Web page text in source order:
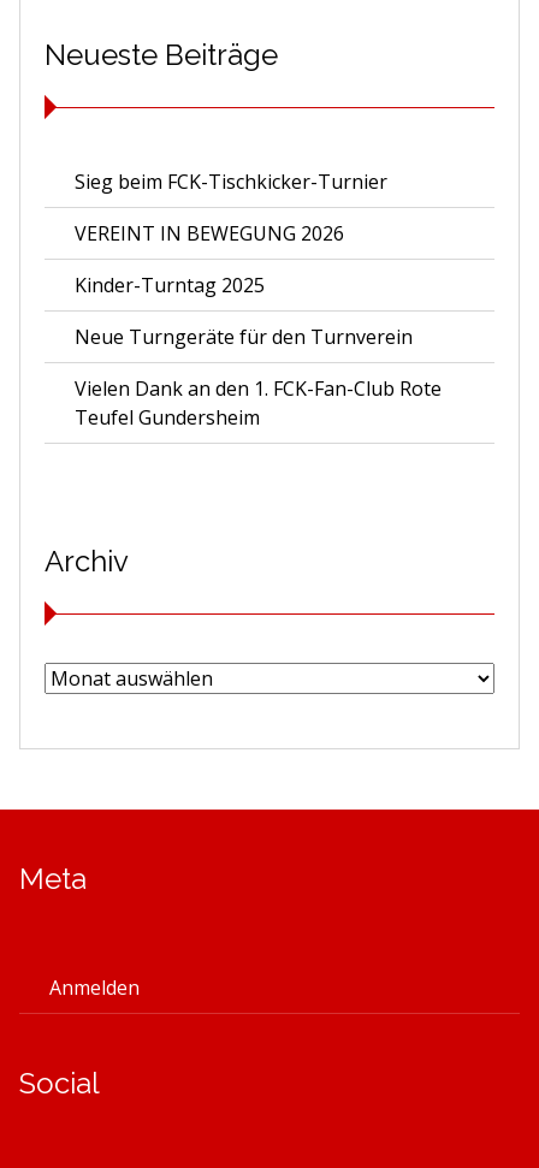
Neueste Beiträge
Sieg beim FCK-Tischkicker-Turnier
VEREINT IN BEWEGUNG 2026
Kinder-Turntag 2025
Neue Turngeräte für den Turnverein
Vielen Dank an den 1. FCK-Fan-Club Rote
Teufel Gundersheim
Archiv
Archiv
Meta
Anmelden
Social